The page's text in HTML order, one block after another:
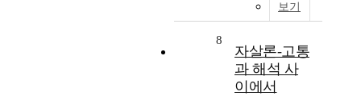
보기
8
자살론-고통
과 해석 사
이에서